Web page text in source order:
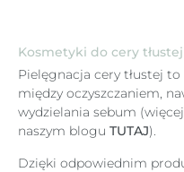
Kosmetyki do cery
Pielęgnacja cery tłustej
między oczyszczaniem,
wydzielania sebum
naszym blogu TUTAJ).
Dzięki odpowiednim